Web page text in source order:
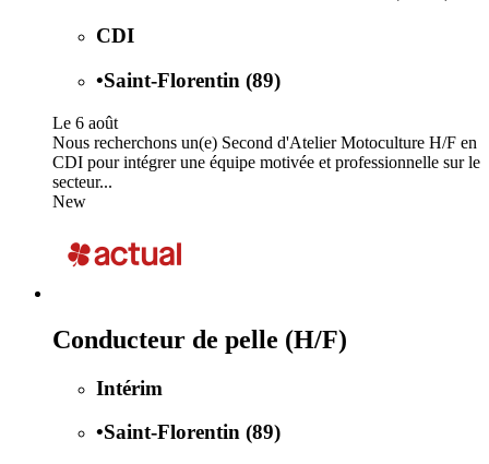
CDI
•Saint-Florentin (89)
Le 6 août
Nous recherchons un(e) Second d'Atelier Motoculture H/F en
CDI pour intégrer une équipe motivée et professionnelle sur le
secteur...
New
Conducteur de pelle (H/F)
Intérim
•Saint-Florentin (89)